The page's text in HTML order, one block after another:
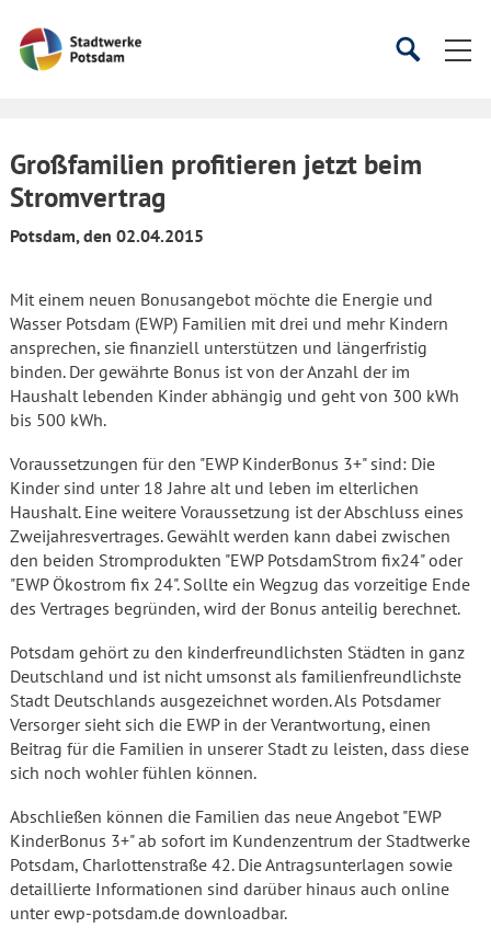
Startseite
SucheSuche
Großfamilien profitieren jetzt beim
Stromvertrag
Potsdam, den 02.04.2015
Mit einem neuen Bonusangebot möchte die Energie und
Wasser Potsdam (EWP) Familien mit drei und mehr Kindern
ansprechen, sie finanziell unterstützen und längerfristig
binden. Der gewährte Bonus ist von der Anzahl der im
Haushalt lebenden Kinder abhängig und geht von 300 kWh
bis 500 kWh.
Voraussetzungen für den "EWP KinderBonus 3+" sind: Die
Kinder sind unter 18 Jahre alt und leben im elterlichen
Haushalt. Eine weitere Voraussetzung ist der Abschluss eines
Zweijahresvertrages. Gewählt werden kann dabei zwischen
den beiden Stromprodukten "EWP PotsdamStrom fix24" oder
"EWP Ökostrom fix 24". Sollte ein Wegzug das vorzeitige Ende
des Vertrages begründen, wird der Bonus anteilig berechnet.
Potsdam gehört zu den kinderfreundlichsten Städten in ganz
Deutschland und ist nicht umsonst als familienfreundlichste
Stadt Deutschlands ausgezeichnet worden. Als Potsdamer
Versorger sieht sich die EWP in der Verantwortung, einen
Beitrag für die Familien in unserer Stadt zu leisten, dass diese
sich noch wohler fühlen können.
Abschließen können die Familien das neue Angebot "EWP
KinderBonus 3+" ab sofort im Kundenzentrum der Stadtwerke
Potsdam, Charlottenstraße 42. Die Antragsunterlagen sowie
detaillierte Informationen sind darüber hinaus auch online
unter ewp-potsdam.de downloadbar.